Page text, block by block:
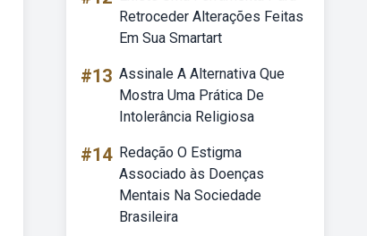
Retroceder Alterações Feitas
Em Sua Smartart
#13 Assinale A Alternativa Que
Mostra Uma Prática De
Intolerância Religiosa
#14 Redação O Estigma
Associado às Doenças
Mentais Na Sociedade
Brasileira